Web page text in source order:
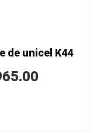
de unicel K44